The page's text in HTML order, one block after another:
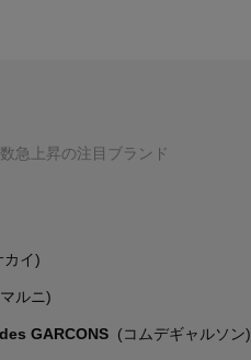
急上昇の注目ブランド
カイ)
ルニ)
GARCONS (コムデギャルソン)